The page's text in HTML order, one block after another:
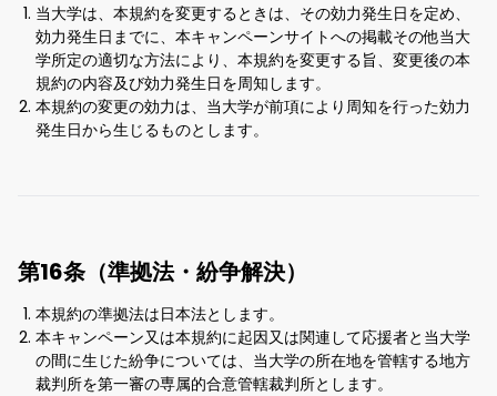
当大学は、本規約を変更するときは、その効力発生日を定め、
効力発生日までに、本キャンペーンサイトへの掲載その他当大
学所定の適切な方法により、本規約を変更する旨、変更後の本
規約の内容及び効力発生日を周知します。
本規約の変更の効力は、当大学が前項により周知を行った効力
発生日から生じるものとします。
第16条（準拠法・紛争解決）
本規約の準拠法は日本法とします。
本キャンペーン又は本規約に起因又は関連して応援者と当大学
の間に生じた紛争については、当大学の所在地を管轄する地方
裁判所を第一審の専属的合意管轄裁判所とします。